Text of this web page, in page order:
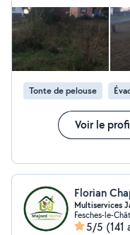
Tonte de pelouse
Voir le
Florian
Multiservices
Fesches-le-
5/5 (141